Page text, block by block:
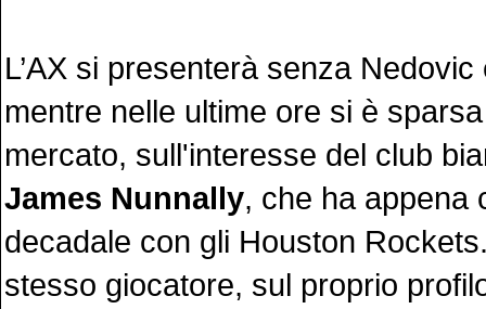
L’AX si presenterà senza
mentre nelle ultime ore si è
mercato, sull'interesse del club
James Nunnally, che ha appena
decadale con gli Houston
stesso giocatore, sul proprio